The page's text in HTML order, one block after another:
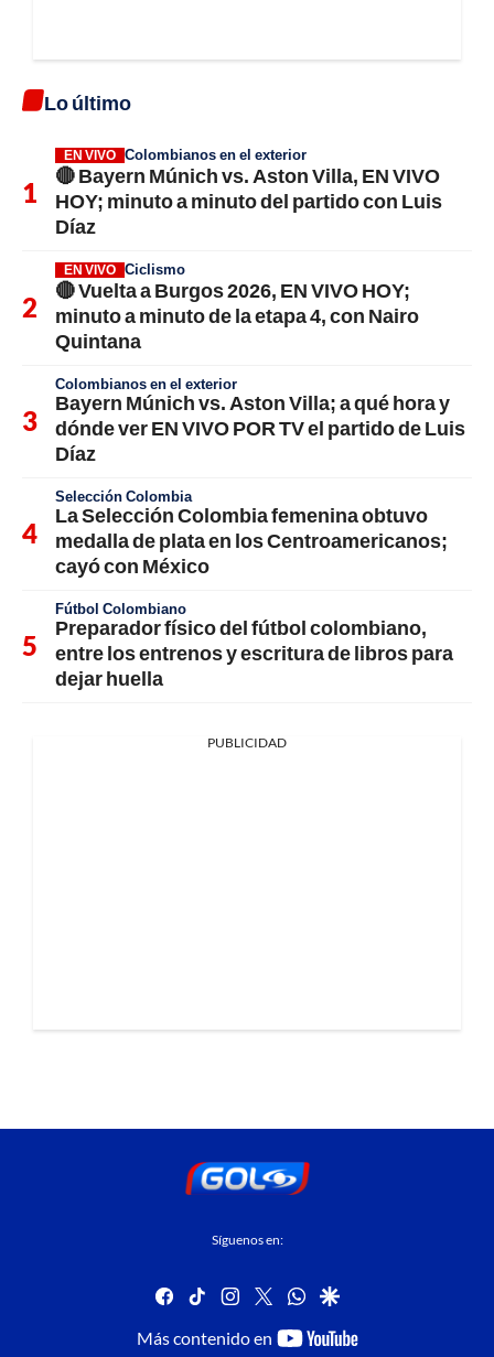
Lo último
EN VIVO Colombianos en el exterior
🔴 Bayern Múnich vs. Aston Villa, EN VIVO
HOY; minuto a minuto del partido con Luis
Díaz
EN VIVO Ciclismo
🔴 Vuelta a Burgos 2026, EN VIVO HOY;
minuto a minuto de la etapa 4, con Nairo
Quintana
Colombianos en el exterior
Bayern Múnich vs. Aston Villa; a qué hora y
dónde ver EN VIVO POR TV el partido de Luis
Díaz
Selección Colombia
La Selección Colombia femenina obtuvo
medalla de plata en los Centroamericanos;
cayó con México
Fútbol Colombiano
Preparador físico del fútbol colombiano,
entre los entrenos y escritura de libros para
dejar huella
PUBLICIDAD
Síguenos en:
facebook
tiktok instagram
twitterwhatsapp
google
Más contenido en
youtube-